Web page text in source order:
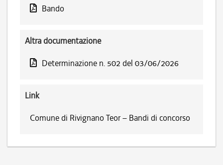
Bando
Altra documentazione
Determinazione n. 502 del 03/06/2026
Link
Comune di Rivignano Teor – Bandi di concorso